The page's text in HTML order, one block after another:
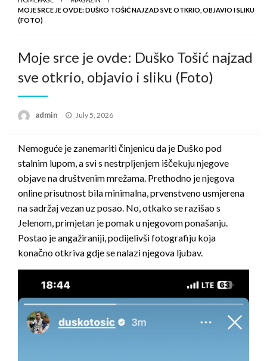
MOJE SRCE JE OVDE: DUŠKO TOŠIĆ NAJZAD SVE OTKRIO, OBJAVIO I SLIKU
(FOTO)
Moje srce je ovde: Duško Tošić najzad
sve otkrio, objavio i sliku (Foto)
admin
Posted
July 5, 2026
Nemoguće je zanemariti činjenicu da je Duško pod
stalnim lupom, a svi s nestrpljenjem iščekuju njegove
objave na društvenim mrežama. Prethodno je njegova
online prisutnost bila minimalna, prvenstveno usmjerena
na sadržaj vezan uz posao. No, otkako se razišao s
Jelenom, primjetan je pomak u njegovom ponašanju.
Postao je angažiraniji, podijelivši fotografiju koja
konačno otkriva gdje se nalazi njegova ljubav.